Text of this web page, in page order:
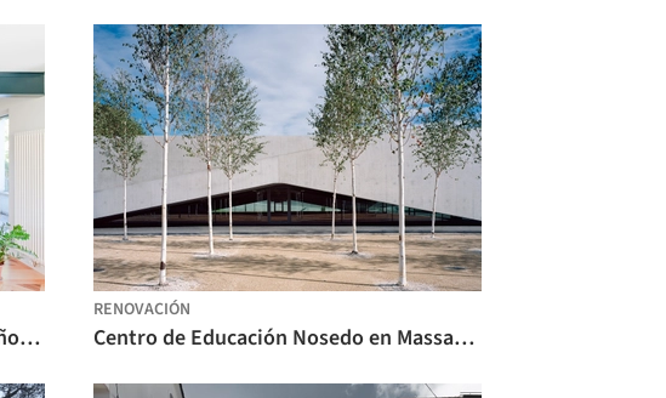
Transformación de una villa de los años 50 en Vers-chez-les-Blanc / Bureau Brisson Architectes
RENOVACIÓN
Centro de Educación Nosedo en Massagno / CDL Durisch Nolli + Giraudi Radczuweit